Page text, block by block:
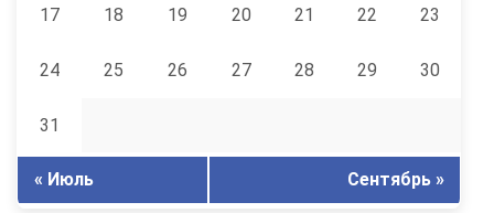
17 18 19 20 21 22 23
24 25 26 27 28 29 30
31
« Июль Сентябрь »